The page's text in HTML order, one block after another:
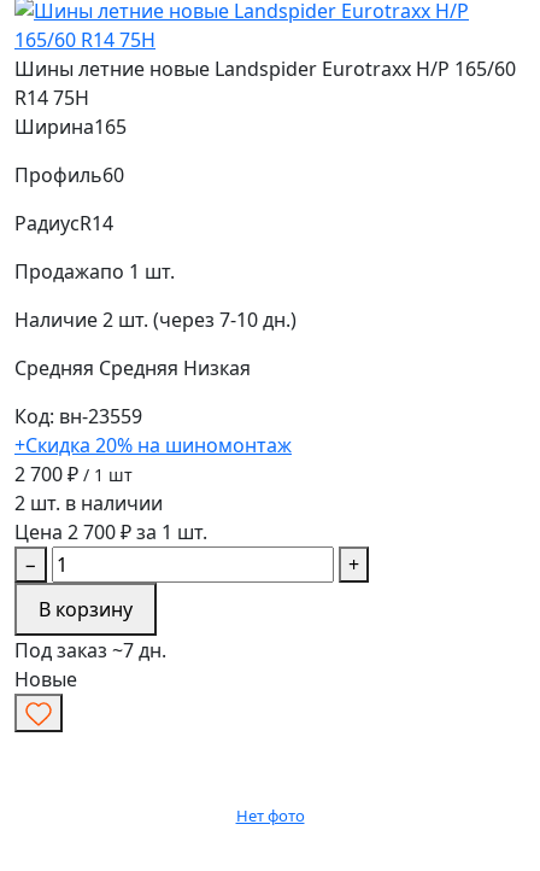
Шины летние новые Landspider Eurotraxx H/P 165/60
R14 75H
Ширина165
Профиль60
РадиусR14
Продажапо 1 шт.
Наличие2 шт. (через 7-10 дн.)
Средняя Средняя Низкая
Код: вн-23559
+Скидка 20% на шиномонтаж
2 700 ₽ / 1 шт
2 шт. в наличии
Цена 2 700 ₽ за 1 шт.
−
+
В корзину
Под заказ ~7 дн.
Новые
Нет фото